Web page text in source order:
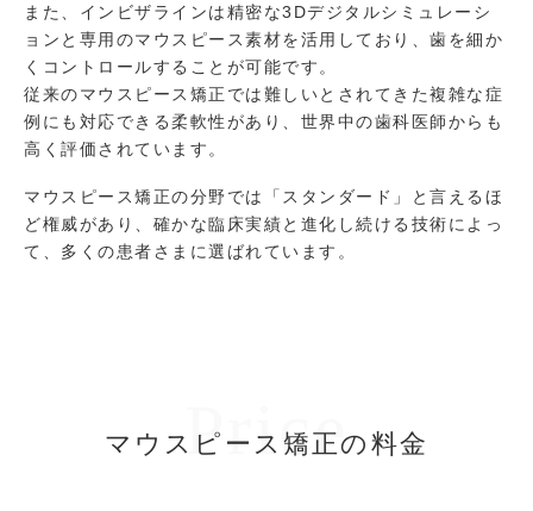
また、インビザラインは精密な3Dデジタルシミュレーシ
ョンと専用のマウスピース素材を活用しており、歯を細か
くコントロールすることが可能です。
従来のマウスピース矯正では難しいとされてきた複雑な症
例にも対応できる柔軟性があり、世界中の歯科医師からも
高く評価されています。
マウスピース矯正の分野では「スタンダード」と言えるほ
ど権威があり、確かな臨床実績と進化し続ける技術によっ
て、多くの患者さまに選ばれています。
Price
マウスピース矯正の料金